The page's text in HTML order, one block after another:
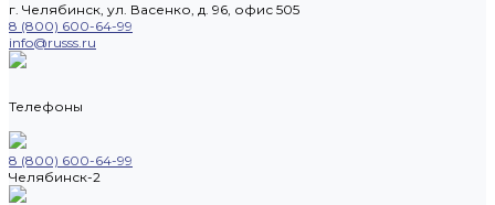
г. Челябинск, ул. Васенко, д. 96, офис 505
8 (800) 600-64-99
info@russs.ru
Телефоны
8 (800) 600-64-99
Челябинск-2